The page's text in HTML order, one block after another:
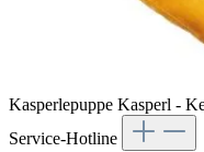
Kasperlepuppe Kasperl -
Service-Hotline